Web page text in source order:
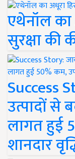
एथेनॉल का
सुरक्षा की
Success
उत्पादों से
लागत हुई
शानदार